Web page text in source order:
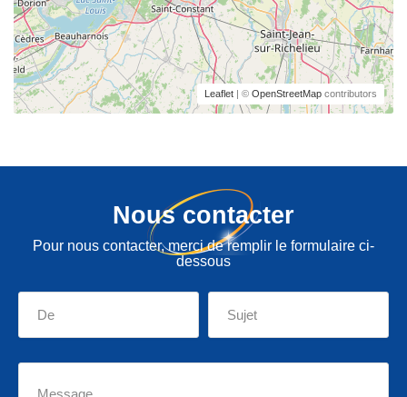
Leaflet | © OpenStreetMap contributors
Nous contacter
Pour nous contacter, merci de remplir le formulaire ci-
dessous